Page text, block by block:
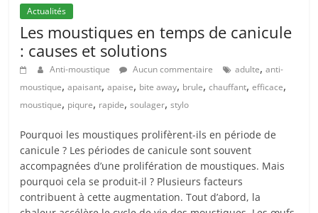
Actualités
Les moustiques en temps de canicule
: causes et solutions
Anti-moustique Aucun commentaire adulte,anti-
moustique,apaisant,apaise, bite away, brule,chauffant,efficace,
moustique, piqure, rapide,soulager,stylo
Pourquoi les moustiques prolifèrent-ils en période de
canicule ? Les périodes de canicule sont souvent
accompagnées d’une prolifération de moustiques. Mais
pourquoi cela se produit-il ? Plusieurs facteurs
contribuent à cette augmentation. Tout d’abord, la